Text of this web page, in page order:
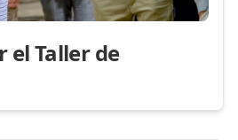
el Taller de